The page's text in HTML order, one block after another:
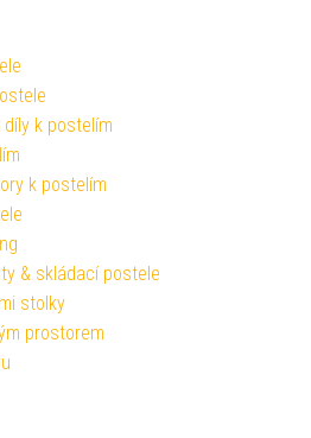
k postelím
k postelím
& skládací postele
stolky
prostorem